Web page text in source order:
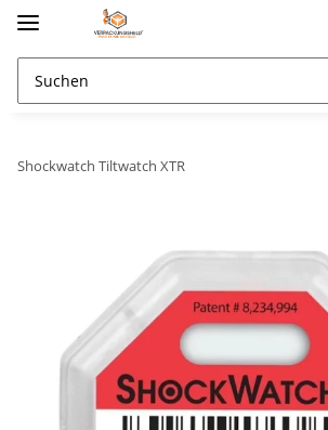
Shockwatch Tiltwatch XTR